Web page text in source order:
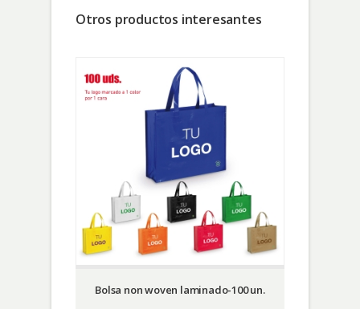
Otros productos interesantes
Bolsa non woven laminado-100 un.